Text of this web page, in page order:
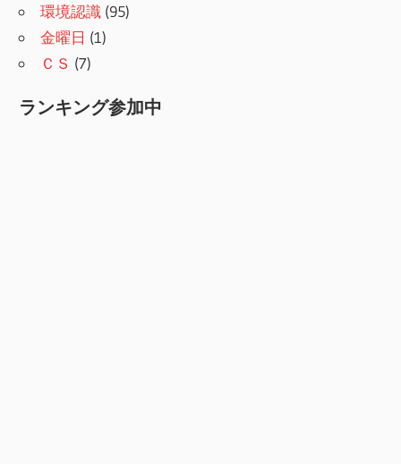
環境認識 (95)
金曜日 (1)
ＣＳ (7)
ランキング参加中